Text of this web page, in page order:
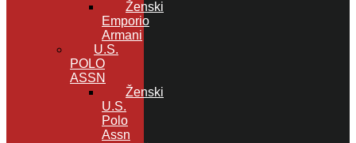
Ženski
Emporio
Armani
U.S.
POLO
ASSN
Ženski
U.S.
Polo
Assn